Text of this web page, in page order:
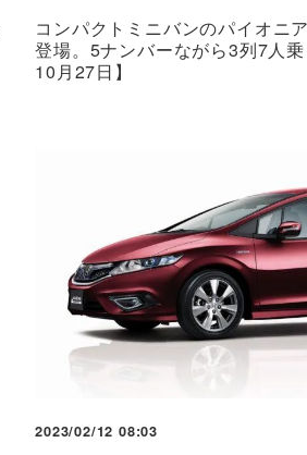
コンパクトミニバンのパイオニ
登場。5ナンバーながら3列7人
10月27日】
2023/02/12 08:03